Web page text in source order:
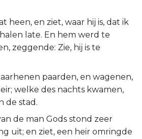
heen, en ziet, waar hij is, dat ik
late. En hem werd te
zeggende: Zie, hij is te
paarden, en wagenen,
welke des nachts kwamen,
de stad.
de man Gods stond zeer
uit; en ziet, een heir omringde